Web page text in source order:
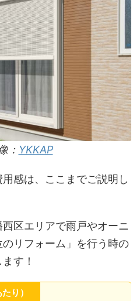
： YKKAP
感は、ここまでご説明し
区エリアで雨戸やオーニ
リフォーム」を行う時の
す！
り）